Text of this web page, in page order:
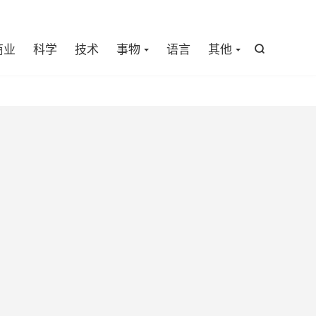

业 科学 技术 事物 语言 其他